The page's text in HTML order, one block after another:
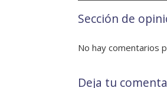
Sección de
No hay comentarios
Deja tu